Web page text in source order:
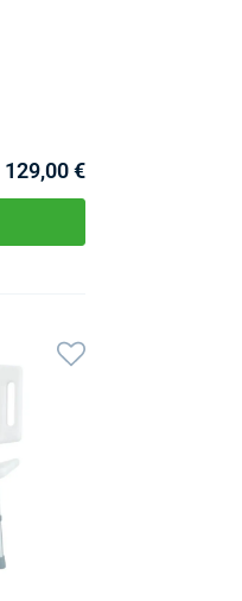
129,00 €